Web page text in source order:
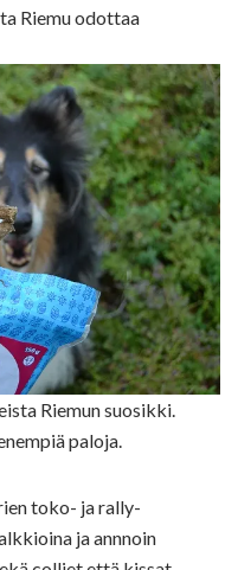
Riemu odottaa
Riemun suosikki.
paloja.
toko- ja rally-
ja annnoin